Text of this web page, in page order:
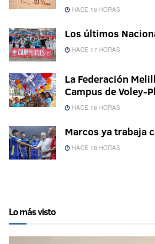
HACE 16 HORAS
Los últimos
HACE 17 HORAS
La Federación
Campus de Voley-
HACE 18 HORAS
Marcos ya trabaja
HACE 18 HORAS
Lo más visto